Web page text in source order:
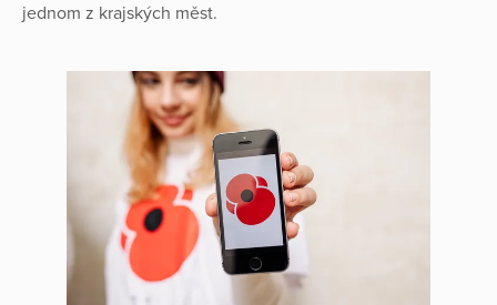
jednom z krajských měst.